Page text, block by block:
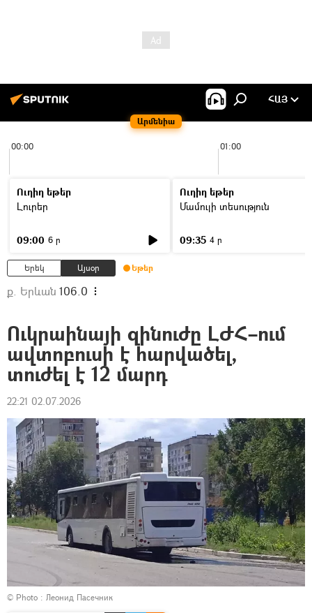
Արմենիա
ՀԱՅ
00:00 01:00
Ուղիղ եթեր
Լուրեր
09:00 6 ր
Ուղիղ եթեր
Մամուլի տեսություն
09:35 4 ր
Երեկ Այսօր Եթեր
ք. Երևան 106.0
Ուկրաինայի զինուժը ԼԺՀ–ում
ավտոբուսի է հարվածել,
տուժել է 12 մարդ
22:21 02.07.2026
© Photo : Леонид Пасечник